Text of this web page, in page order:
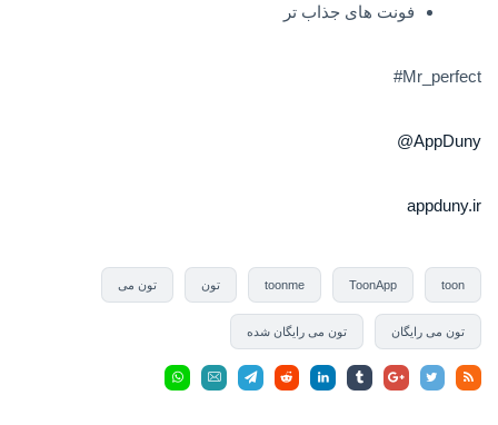
فونت های جذاب تر
Mr_perfect#
AppDuny@
appduny.ir
toon
ToonApp
toonme تون تون می
تون می رایگان تون می رایگان شده